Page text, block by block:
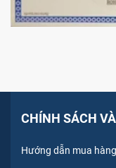
CHÍNH SÁCH
Hướng dẫn mua hàng